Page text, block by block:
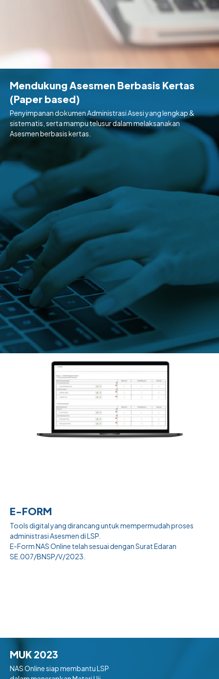
Mendukung Asesmen Berbasis Kertas
(Paper based)
Penyimpanan dokumen Administrasi Asesi yang lengkap &
sistematis, serta mampu telusur dalam melaksanakan
Asesmen berbasis kertas.
E-FORM
Tools digital yang dirancang untuk mempermudah proses
administrasi Asesmen di LSP.
E-Form NAS Online telah sesuai dengan Surat Edaran
SE.007/BNSP/V/2023.
MUK 2023
NAS Online siap membantu LSP